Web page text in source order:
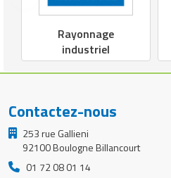
Rayonnage
industriel
Contactez-nous
253 rue Gallieni
92100 Boulogne Billancourt
01 72 08 01 14